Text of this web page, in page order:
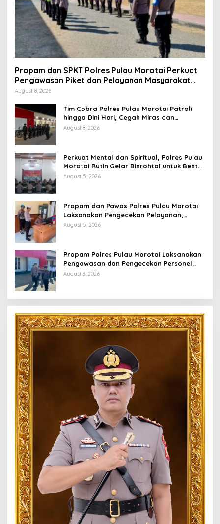
Propam dan SPKT Polres Pulau Morotai Perkuat
Pengawasan Piket dan Pelayanan Masyarakat
Selama 1×24 Jam
August 8, 2026
Tim Cobra Polres Pulau Morotai Patroli
hingga Dini Hari, Cegah Miras dan
Gangguan Kamtibmas
August 8, 2026
Perkuat Mental dan Spiritual, Polres Pulau
Morotai Rutin Gelar Binrohtal untuk Bentuk
Personel Berintegritas
August 5, 2026
Propam dan Pawas Polres Pulau Morotai
Laksanakan Pengecekan Pelayanan,
Pastikan Masyarakat Mendapat
August 5, 2026
Propam Polres Pulau Morotai Laksanakan
Pengawasan dan Pengecekan Personel
Saat Apel Serah Terima Piket Fungsi
August 3, 2026